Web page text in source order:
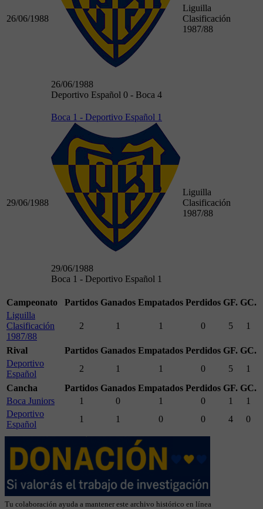
26/06/1988
26/06/1988
Deportivo Español 0 - Boca 4
Liguilla
Clasificación
1987/88
29/06/1988
Boca 1 - Deportivo Español 1
29/06/1988
Boca 1 - Deportivo Español 1
Liguilla
Clasificación
1987/88
Campeonato Partidos Ganados Empatados Perdidos GF. GC.
Liguilla
Clasificación
1987/88
2 1 1 0 5 1
Rival Partidos Ganados Empatados Perdidos GF. GC.
Deportivo
Español
2 1 1 0 5
1
Cancha
Partidos Ganados Empatados Perdidos GF. GC.
Boca Juniors
1 0 1 0 1
1
Deportivo
Español
1 1 0 0 4 0
Tu colaboración ayuda a mantener este archivo histórico en línea